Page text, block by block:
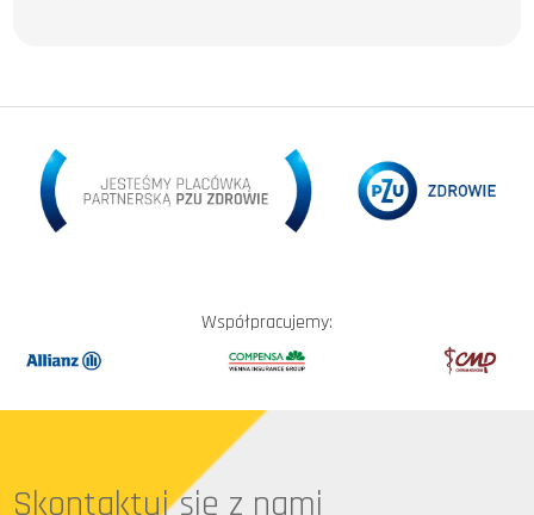
Współpracujemy:
Skontaktuj się z nami